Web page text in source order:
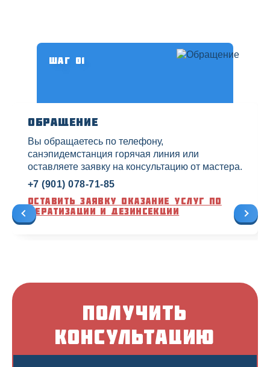
Шаг 01
Обращение
Вы обращаетесь по телефону,
санэпидемстанция горячая линия или
оставляете заявку на консультацию от мастера.
+7 (901) 078-71-85
Оставить заявку оказание услуг по
дератизации и дезинсекции
Получить
консультацию